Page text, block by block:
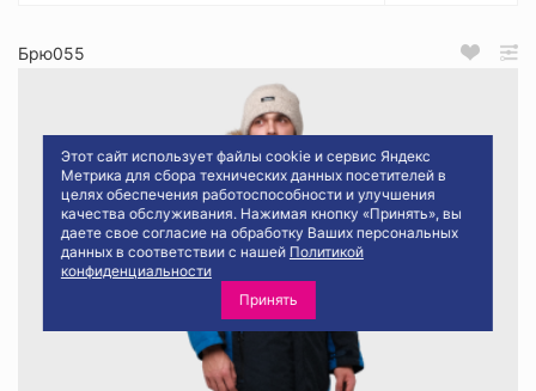
Этот сайт использует файлы cookie и сервис Яндекс
Метрика для сбора технических данных посетителей в
целях обеспечения работоспособности и улучшения
качества обслуживания. Нажимая кнопку «Принять», вы
даете свое согласие на обработку Ваших персональных
данных в соответствии с нашей Политикой
конфиденциальности
Принять
Брю055